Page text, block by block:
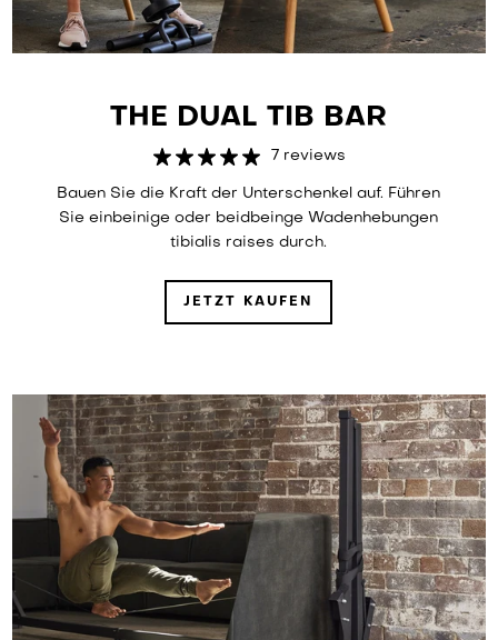
THE DUAL TIB BAR
7 reviews
Bauen Sie die Kraft der Unterschenkel auf. Führen
Sie einbeinige oder beidbeinge Wadenhebungen
tibialis raises durch.
JETZT KAUFEN